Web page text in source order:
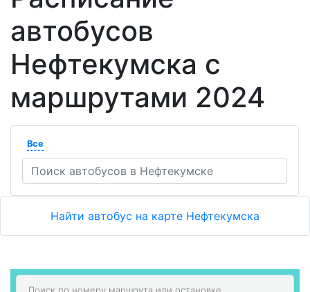
автобусов
Нефтекумска с
маршрутами 2024
Все
Найти автобус на карте Нефтекумска